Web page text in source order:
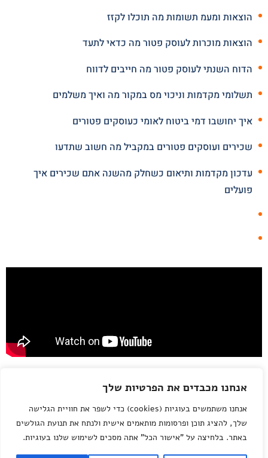
אנחנו מכבדים את הפרטיות שלך
אנחנו משתמשים בעוגיות (cookies) כדי לשפר את חוויית הגלישה
שלך, להציג תוכן ופרסומות מותאמים אישית ולנתח את תנועת הגולשים
באתר. בלחיצה על "אישור הכל" אתה מסכים לשימוש שלנו בעוגיות.
הוצאות ומעמ תשומות מה תוכלו לקזז
הוצאות מוכרות לעוסק פטור מה כדאי לתעד
הדוח השנתי לעוסק פטור מה חייבים לדווח
תשלומי מקדמות וניכוי מס במקור מה ואיך משלמים
איך יחושבו דמי ביטוח לאומי כעוסקים פטורים
שכירים ועוסקים פטורים במקביל מה חשוב שתדעו
עדכון מקדמות ותיאום כשחלק מהשנה אתם שכירים איך
פועלים
עוסק פטור? ניהול פשוט וחכם ב-SmartBill
חשבוניות וקבלות, מעקב הוצאות, התראות על תקרת מחזור,
תזכורות להצהרת מע״מ שנתית
ותיאום/מקדמות במס הכנסה ובביטוח לאומי — הכל במקום אחד,